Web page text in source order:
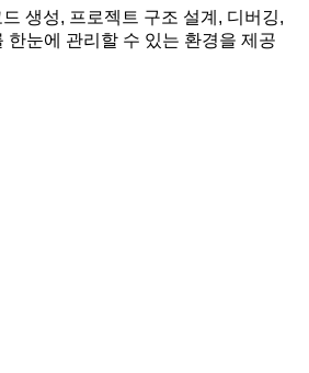
생성, 프로젝트 구조 설계, 디버깅,
눈에 관리할 수 있는 환경을 제공